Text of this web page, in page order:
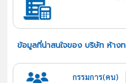
ข้อมูลที่น่าสนใจของ บริษัท ห้าง
กรรมการ(คน)